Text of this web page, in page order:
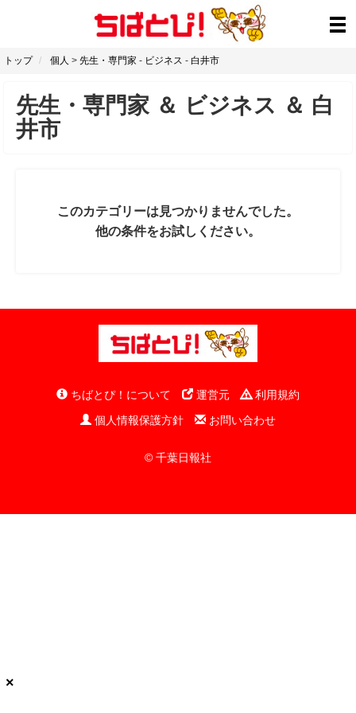
トップ 個人 > 先生・専門家 - ビジネス - 白井市
先生・専門家 ＆ ビジネス ＆ 白
井市
このカテゴリーは見つかりませんでした。
他の条件をお試しください。
ちばとぴ！について 運営元
利用規約
個人情報保護方針
お問い合わせ
© 千葉日報社
×